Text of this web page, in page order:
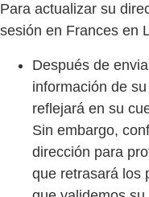
Para actualizar su
sesión en Frances en
Después de
información de
reflejará en su
Sin embargo,
dirección para
que retrasará los